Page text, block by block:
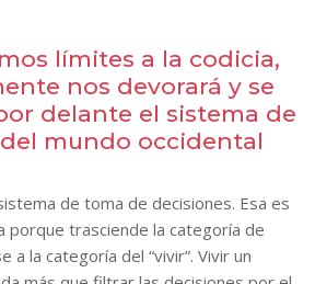
límites a la codicia,
nos devorará y se
delante el sistema de
mundo occidental
de toma de decisiones. Esa es
porque trasciende la categoría de
a la categoría del “vivir”. Vivir un